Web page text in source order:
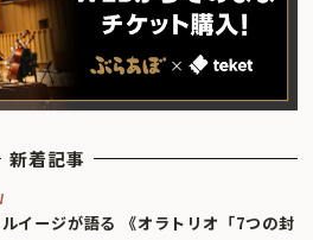
新着記事
イージが語る 《オラトリオ「7つの封